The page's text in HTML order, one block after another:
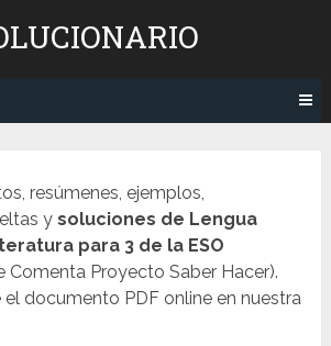
resúmenes, ejemplos,
ysoluciones de Lengua
para 3 de la ESO
Comenta Proyecto Saber Hacer).
el documento PDF online en nuestra